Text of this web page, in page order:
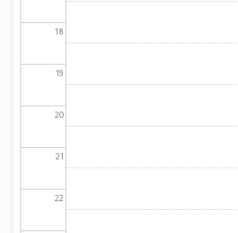
18
19
20
21
22